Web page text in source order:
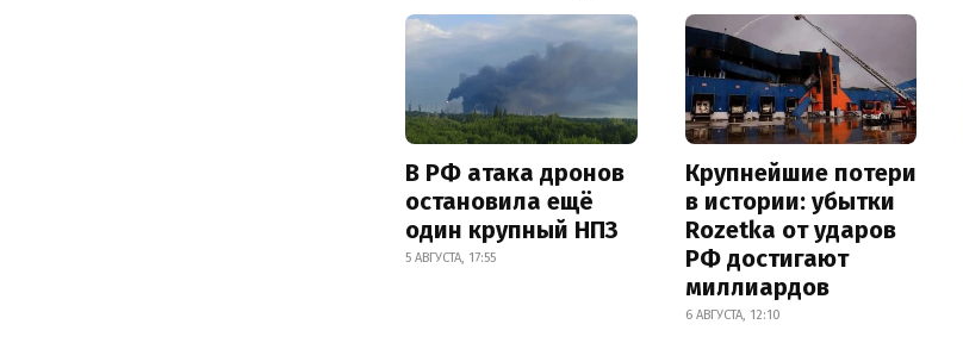
В РФ атака дронов
остановила ещё
один крупный НПЗ
5 АВГУСТА, 17:55
Крупнейшие потери
в истории: убытки
Rozetka от ударов
РФ достигают
миллиардов
6 АВГУСТА, 12:10